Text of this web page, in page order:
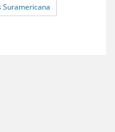
Suramericana